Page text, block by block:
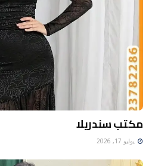
مكتب سندريلا
يوليو 17, 2026